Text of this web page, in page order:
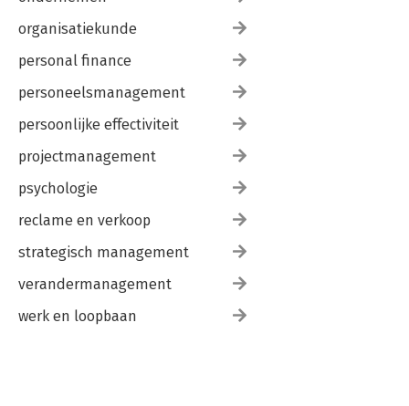
organisatiekunde
personal finance
personeelsmanagement
persoonlijke effectiviteit
projectmanagement
psychologie
reclame en verkoop
strategisch management
verandermanagement
werk en loopbaan